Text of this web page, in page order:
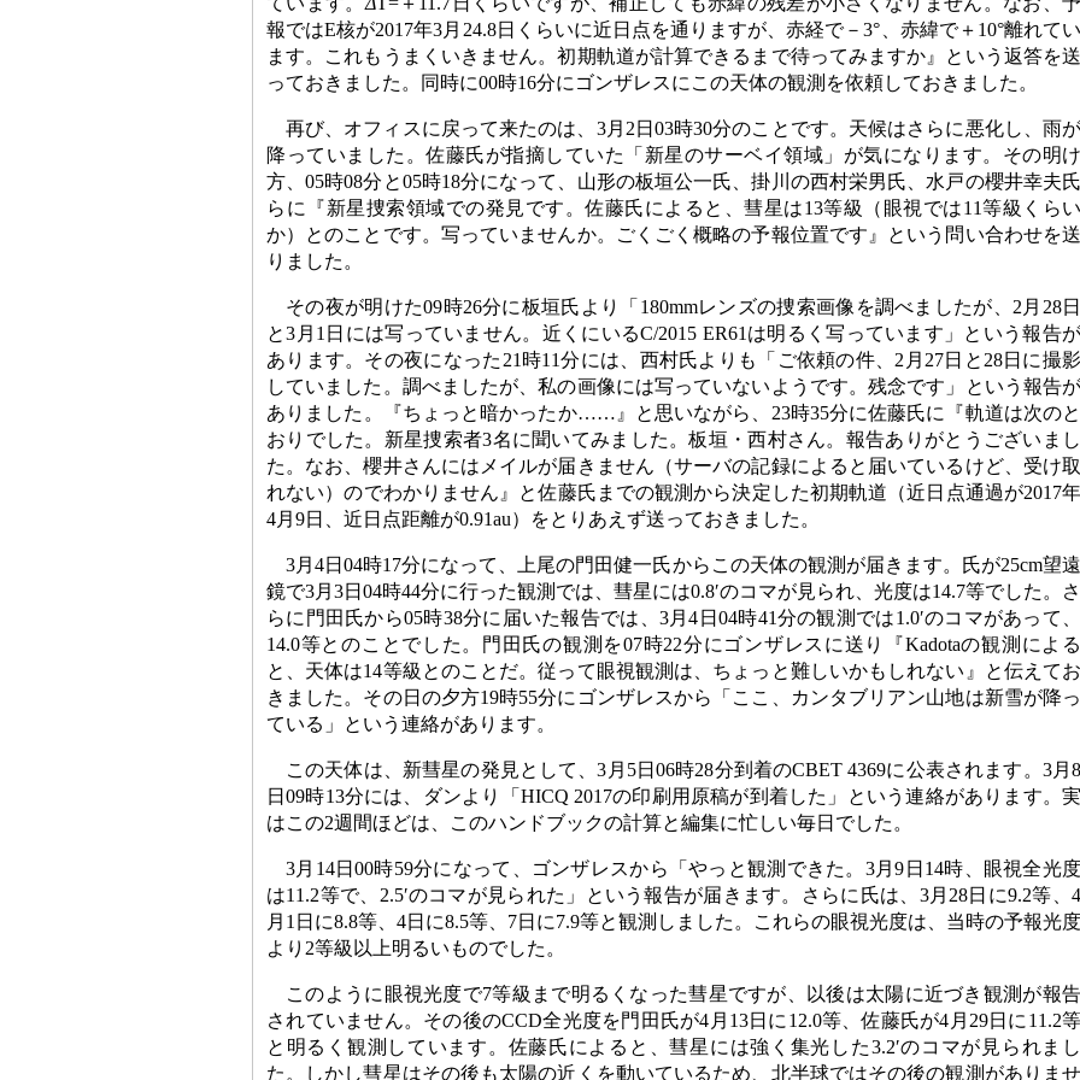
報ではE核が2017年3月24.8日くらいに近日点を通りますが、赤経で－3°、赤緯で＋10°離れてい
ます。これもうまくいきません。初期軌道が計算できるまで待ってみますか』という返答を送
っておきました。同時に00時16分にゴンザレスにこの天体の観測を依頼しておきました。
再び、オフィスに戻って来たのは、3月2日03時30分のことです。天候はさらに悪化し、雨が
降っていました。佐藤氏が指摘していた「新星のサーベイ領域」が気になります。その明け
方、05時08分と05時18分になって、山形の板垣公一氏、掛川の西村栄男氏、水戸の櫻井幸夫氏
らに『新星捜索領域での発見です。佐藤氏によると、彗星は13等級（眼視では11等級くらい
か）とのことです。写っていませんか。ごくごく概略の予報位置です』という問い合わせを送
りました。
その夜が明けた09時26分に板垣氏より「180mmレンズの捜索画像を調べましたが、2月28日
と3月1日には写っていません。近くにいるC/2015 ER61は明るく写っています」という報告が
あります。その夜になった21時11分には、西村氏よりも「ご依頼の件、2月27日と28日に撮影
していました。調べましたが、私の画像には写っていないようです。残念です」という報告が
ありました。『ちょっと暗かったか……』と思いながら、23時35分に佐藤氏に『軌道は次のと
おりでした。新星捜索者3名に聞いてみました。板垣・西村さん。報告ありがとうございまし
た。なお、櫻井さんにはメイルが届きません（サーバの記録によると届いているけど、受け取
れない）のでわかりません』と佐藤氏までの観測から決定した初期軌道（近日点通過が2017年
4月9日、近日点距離が0.91au）をとりあえず送っておきました。
3月4日04時17分になって、上尾の門田健一氏からこの天体の観測が届きます。氏が25cm望遠
鏡で3月3日04時44分に行った観測では、彗星には0.8′のコマが見られ、光度は14.7等でした。さ
らに門田氏から05時38分に届いた報告では、3月4日04時41分の観測では1.0′のコマがあって、
14.0等とのことでした。門田氏の観測を07時22分にゴンザレスに送り『Kadotaの観測による
と、天体は14等級とのことだ。従って眼視観測は、ちょっと難しいかもしれない』と伝えてお
きました。その日の夕方19時55分にゴンザレスから「ここ、カンタブリアン山地は新雪が降っ
ている」という連絡があります。
この天体は、新彗星の発見として、3月5日06時28分到着のCBET 4369に公表されます。3月8
日09時13分には、ダンより「HICQ 2017の印刷用原稿が到着した」という連絡があります。実
はこの2週間ほどは、このハンドブックの計算と編集に忙しい毎日でした。
3月14日00時59分になって、ゴンザレスから「やっと観測できた。3月9日14時、眼視全光度
は11.2等で、2.5′のコマが見られた」という報告が届きます。さらに氏は、3月28日に9.2等、4
月1日に8.8等、4日に8.5等、7日に7.9等と観測しました。これらの眼視光度は、当時の予報光度
より2等級以上明るいものでした。
このように眼視光度で7等級まで明るくなった彗星ですが、以後は太陽に近づき観測が報告
されていません。その後のCCD全光度を門田氏が4月13日に12.0等、佐藤氏が4月29日に11.2等
と明るく観測しています。佐藤氏によると、彗星には強く集光した3.2′のコマが見られまし
た。しかし彗星はその後も太陽の近くを動いているため、北半球ではその後の観測がありませ